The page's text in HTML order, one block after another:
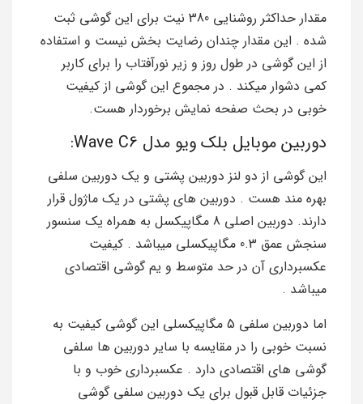
مقدار حداکثر روشنایی 380 نیت برای این گوشی ثبت
شده . این مقدار چندان رضایت بخش نیست و استفاده
از این گوشی در طول روز و زیر نورآفتاب را برای کاربر
کمی دشوار میکند . در مجموع این گوشی از کیفیت
خوبی در بحث صفحه نمایش برخوردار هست.
دوربین موبایل بلک ویو مدل Wave C6:
این گوشی از دو لنز دوربین پشتی و یک دوربین سلفی
بهره مند هست . دوربین های پشتی در یک ماژول قرار
دارند. دوربین اصلی 8 مگاپیکسل به همراه یک سنسور
سنجش عمق 0.3 مگاپیکسلی میباشد . کیفیت
عکسبرداری آن در حد متوسط و یم گوشی اقتصادی
میباشد .
اما دوربین سلفی 5 مگاپیکسلی این گوشی کیفیت به
نسبت خوبی را در مقایسه با سایر دوربین ها سلفی
گوشی های اقتصادی دارد . عکسبرداری خوب و با
جزئیات قابل قبول برای یک دوربین سلفی گوشی